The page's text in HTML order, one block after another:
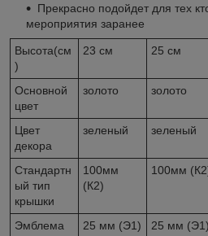
Прекрасно подойдет для тех
мероприятия заранее
Высота(см
)
23 см 25 см
Основной
цвет
золото золото
Цвет
декора
зеленый зеленый
Стандартн
ый тип
крышки
100мм
(К2)
100мм
Эмблема 25 мм (Э1) 25 мм (Э1)